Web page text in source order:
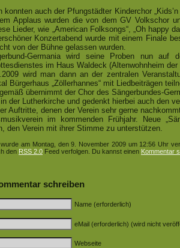
konnten auch der Pfungstädter Kinderchor
Applaus wurden die von dem GV Volkschor
Lieder, wie „American Folksongs“, „Oh happy
Konzertabend wurde mit einem Finale
von der Bühne gelassen wurden.
Germania wird seine Proben nun
im Haus Waldeck (Altenwohnheim
wird man dann an der zentralen
Bürgerhaus „Zöllerhannes“ mit Liedbeiträgen
übernimmt der Chor des Sängerbundes-
der Lutherkirche und gedenkt hierbei auch den
Auftritte, denen der Verein sehr gerne
im kommenden Frühjahr. Neue
den Verein mit ihrer Stimme zu unterstützen.
am Montag, den 9. November 2009 um 12:56 Uhr
den RSS 2.0 Feed verfolgen. Du kannst einen Kommentar
schreiben
Name (erforderlich)
eMail (erforderlich) (wird nicht
Webseite